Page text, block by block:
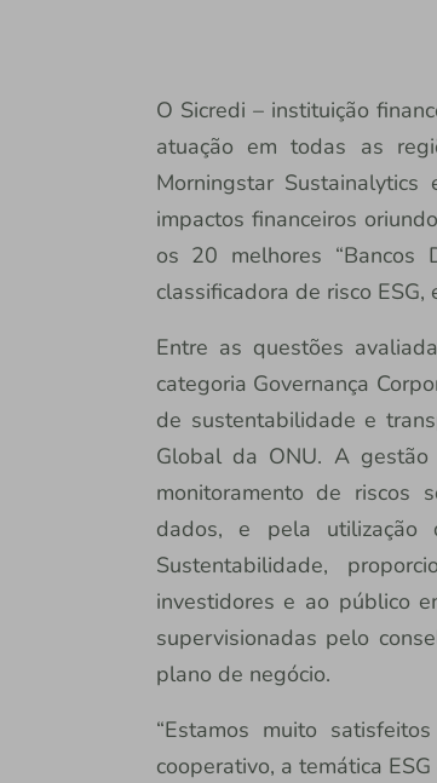
O Sicredi – instituição
atuação em todas as
Morningstar
impactos financeiros
os 20 melhores “Bancos
classificadora de risco
Entre as questões
categoria Governança
de sustentabilidade e
Global da ONU. A
monitoramento de riscos
dados, e pela utilização
Sustentabilidade,
investidores e ao público
supervisionadas pelo
plano de negócio.
“Estamos muito
cooperativo, a temática